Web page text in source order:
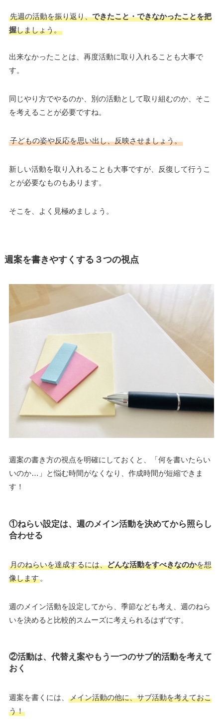
先週の活動を振り返り、できたこと・できなかったことを把
握しましょう。
出来なかったことは、再度活動に取り入れることも大事で
す。
同じやり方でやるのか、別の活動として取り組むのか、そこ
を考えることが必要ですね。
子どもの姿や反応を思い出し、反映させましょう。
新しい活動を取り入れることも大事ですが、反復して行うこ
とが必要なものもあります。
そこを、よく見極めましょう。
週案を書きやすくする３つの視点
週案の書き方の視点を明確にしておくと、「何を書いたらい
いのか…」と悩む時間がなくなり、作成時間が短縮できま
す！
①ねらい設定は、週のメイン活動を決めてから照らし
合わせる
月のねらいを達成するには、どんな活動をすべきなのかを想
像します。
週のメイン活動を設定してから、季節なども考え、週のねら
いを決めると比較的スムーズに考えられるはずです。
②活動は、代替え案やもう一つのサブ的活動を考えて
おく
週案を書くには、
メイン活動の他に、サブ活動を考えておこ
う！